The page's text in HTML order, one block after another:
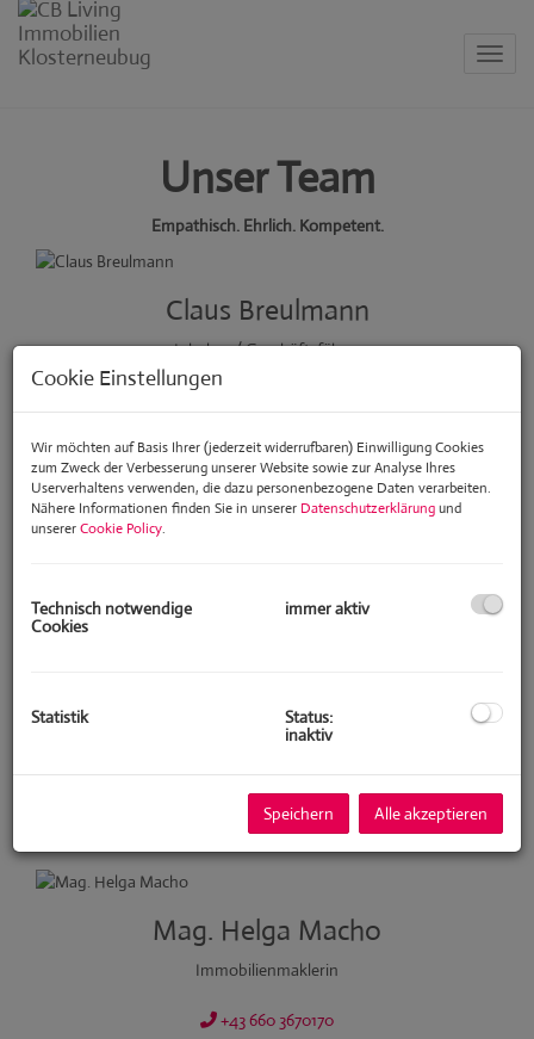
Unser Team
Empathisch. Ehrlich. Kompetent.
Claus Breulmann
Inhaber / Geschäftsführer
cb@cb-living.at
Mag. Helga Macho
Immobilienmaklerin
+43 660 3670170
Cookie Einstellungen
Wir möchten auf Basis Ihrer (jederzeit widerrufbaren) Einwilligung Cookies
zum Zweck der Verbesserung unserer Website sowie zur Analyse Ihres
Userverhaltens verwenden, die dazu personenbezogene Daten verarbeiten.
Nähere Informationen finden Sie in unserer Datenschutzerklärungund
unsererCookie Policy.
Technisch notwendige
Cookies
immer aktiv
Statistik
Status:
inaktiv
Speichern Alle akzeptieren